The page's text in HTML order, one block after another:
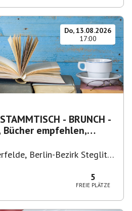
Do, 13.08.2026
17:00
empfehlen,
Berlin-Bezirk Steglitz-
5
FREIE PLÄTZE